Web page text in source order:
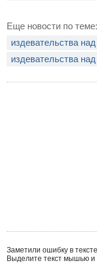
Еще новости по теме:
издевательства
издевательства
Заметили ошибку в
Выделите текст мышью и